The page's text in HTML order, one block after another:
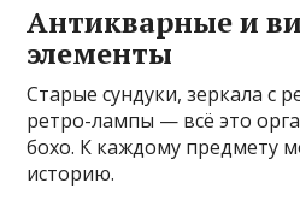
Антикварные и
элементы
Старые сундуки, зеркала с
ретро-лампы — всё это
бохо. К каждому предмету
историю.